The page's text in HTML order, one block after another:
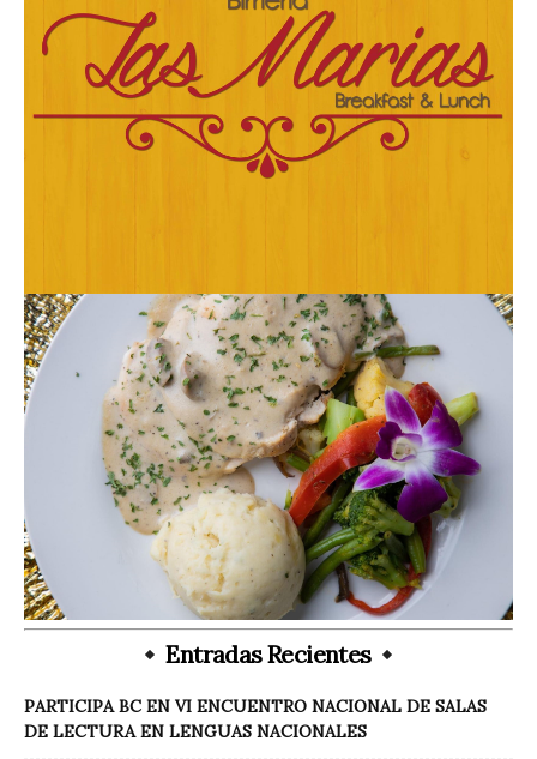
Entradas Recientes
PARTICIPA BC EN VI ENCUENTRO NACIONAL DE SALAS
DE LECTURA EN LENGUAS NACIONALES